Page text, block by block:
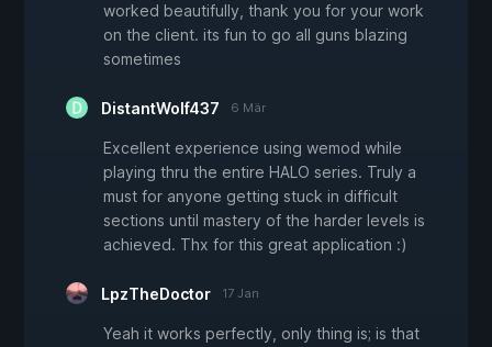
worked beautifully, thank you for your work
on the client. its fun to go all guns blazing
sometimes
DistantWolf437 6 Mär
Excellent experience using wemod while
playing thru the entire HALO series. Truly a
must for anyone getting stuck in difficult
sections until mastery of the harder levels is
achieved. Thx for this great application :)
LpzTheDoctor 17 Jan
Yeah it works perfectly, only thing is; is that